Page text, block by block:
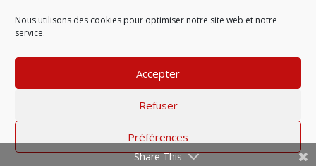
Nous utilisons des cookies pour optimiser notre site web et notre
service.
Accepter
Refuser
Préférences
SUIVEZ-NOUS
Mentions légales–Politique de confidentialité
Share This